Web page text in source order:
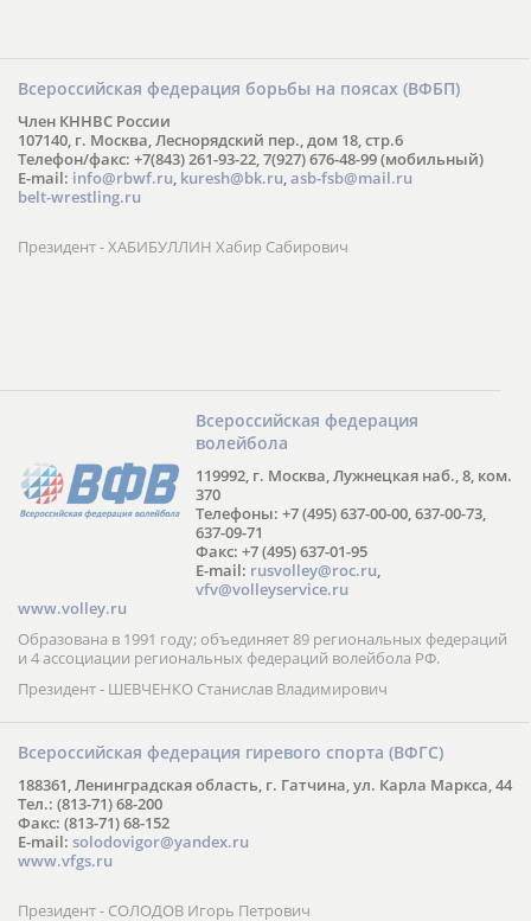
Всероссийская федерация борьбы на поясах (ВФБП)
Член КННВС России
107140, г. Москва, Леснорядский пер., дом 18, стр.6
Телефон/факс: +7(843) 261-93-22, 7(927) 676-48-99 (мобильный)
E-mail: info@rbwf.ru, kuresh@bk.ru,asb-fsb@mail.ru
belt-wrestling.ru
Президент - ХАБИБУЛЛИН Хабир Сабирович
Всероссийская федерация
волейбола
119992, г. Москва, Лужнецкая наб., 8, ком.
370
Телефоны: +7 (495) 637-00-00, 637-00-73,
637-09-71
Факс: +7 (495) 637-01-95
E-mail: rusvolley@roc.ru,
vfv@volleyservice.ru
www.volley.ru
Образована в 1991 году; объединяет 89 региональных федераций
и 4 ассоциации региональных федераций волейбола РФ.
Президент - ШЕВЧЕНКО Станислав Владимирович
Всероссийская федерация гиревого спорта (ВФГС)
188361, Ленинградская область, г. Гатчина, ул. Карла Маркса, 44
Тел.: (813-71) 68-200
Факс: (813-71) 68-152
E-mail: solodovigor@yandex.ru
www.vfgs.ru
Президент - СОЛОДОВ Игорь Петрович